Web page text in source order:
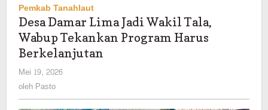
Pemkab Tanahlaut
Desa Damar Lima Jadi Wakil Tala,
Wabup Tekankan Program Harus
Berkelanjutan
Mei 19, 2026
oleh Pasto